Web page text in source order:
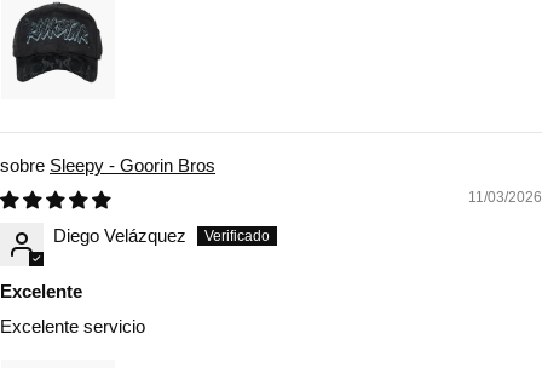
Sleepy - Goorin Bros
11/03/2026
Diego Velázquez
Excelente
Excelente servicio